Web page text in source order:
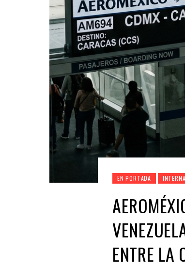
EN PORTADA
ENTRE LA